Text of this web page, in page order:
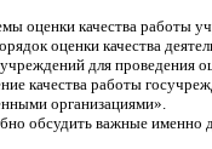
оценки качества работы
оценки качества
для проведения
качества работы
организациями».
обсудить важные